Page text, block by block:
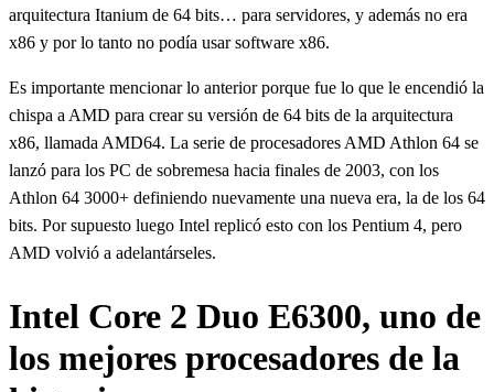
arquitectura Itanium de 64 bits… para servidores, y además no era
x86 y por lo tanto no podía usar software x86.
Es importante mencionar lo anterior porque fue lo que le encendió la
chispa a AMD para crear su versión de 64 bits de la arquitectura
x86, llamada AMD64. La serie de procesadores AMD Athlon 64 se
lanzó para los PC de sobremesa hacia finales de 2003, con los
Athlon 64 3000+ definiendo nuevamente una nueva era, la de los 64
bits. Por supuesto luego Intel replicó esto con los Pentium 4, pero
AMD volvió a adelantárseles.
Intel Core 2 Duo E6300, uno de
los mejores procesadores de la